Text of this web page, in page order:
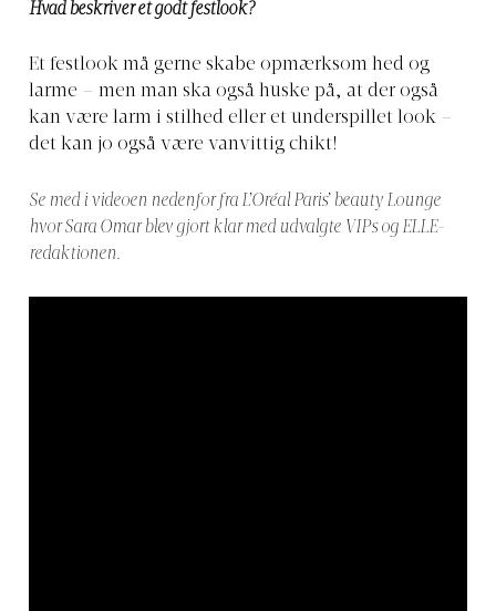
Hvad beskriver et godt festlook?
Et festlook må gerne skabe opmærksom hed og
larme – men man ska også huske på, at der også
kan være larm i stilhed eller et underspillet look –
det kan jo også være vanvittig chikt!
Se med i videoen nedenfor fra L’Oréal Paris’ beauty Lounge
hvor Sara Omar blev gjort klar med udvalgte VIPs og ELLE-
redaktionen.